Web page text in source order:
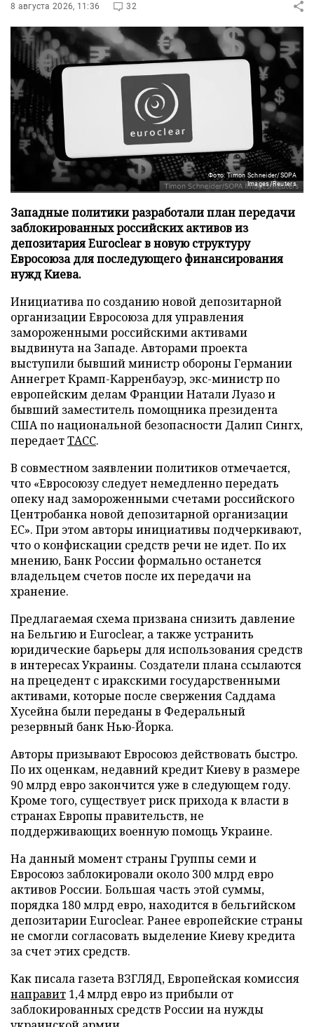
8 августа 2026, 11:36 32
Фото: Timon Schneider/SOPA
Images/Reuters
Западные политики разработали план передачи
заблокированных российских активов из
депозитария Euroclear в новую структуру
Евросоюза для последующего финансирования
нужд Киева.
Инициатива по созданию новой депозитарной
организации Евросоюза для управления
замороженными российскими активами
выдвинута на Западе. Авторами проекта
выступили бывший министр обороны Германии
Аннегрет Крамп-Карренбауэр, экс-министр по
европейским делам Франции Натали Луазо и
бывший заместитель помощника президента
США по национальной безопасности Далип Сингх,
передаетТАСС.
В совместном заявлении политиков отмечается,
что «Евросоюзу следует немедленно передать
опеку над замороженными счетами российского
Центробанка новой депозитарной организации
ЕС». При этом авторы инициативы подчеркивают,
что о конфискации средств речи не идет. По их
мнению, Банк России формально останется
владельцем счетов после их передачи на
хранение.
Предлагаемая схема призвана снизить давление
на Бельгию и Euroclear, а также устранить
юридические барьеры для использования средств
в интересах Украины. Создатели плана ссылаются
на прецедент с иракскими государственными
активами, которые после свержения Саддама
Хусейна были переданы в Федеральный
резервный банк Нью-Йорка.
Авторы призывают Евросоюз действовать быстро.
По их оценкам, недавний кредит Киеву в размере
90 млрд евро закончится уже в следующем году.
Кроме того, существует риск прихода к власти в
странах Европы правительств, не
поддерживающих военную помощь Украине.
На данный момент страны Группы семи и
Евросоюз заблокировали около 300 млрд евро
активов России. Большая часть этой суммы,
порядка 180 млрд евро, находится в бельгийском
депозитарии Euroclear. Ранее европейские страны
не смогли согласовать выделение Киеву кредита
за счет этих средств.
Как писала газета ВЗГЛЯД, Европейская комиссия
направит 1,4 млрд евро из прибыли от
заблокированных средств России на нужды